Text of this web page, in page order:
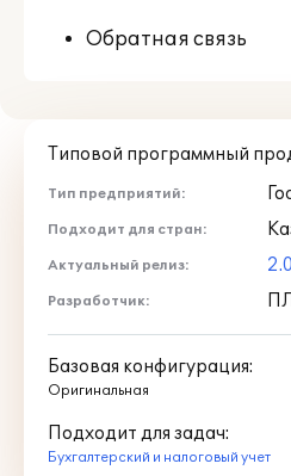
Обратная связь
Типовой программный
Тип предприятий:
Подходит для стран:
Актуальный релиз:
Разработчик:
Базовая конфигурация:
Оригинальная
Подходит для задач:
Бухгалтерский и налоговый учет